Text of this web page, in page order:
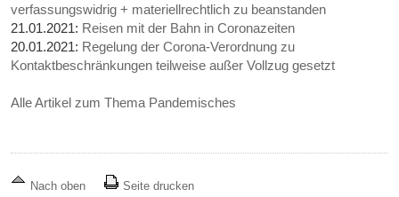
verfassungswidrig + materiellrechtlich zu beanstanden
21.01.2021: Reisen mit der Bahn in Coronazeiten
20.01.2021: Regelung der Corona-Verordnung zu
Kontaktbeschränkungen teilweise außer Vollzug gesetzt
Alle Artikel zum Thema Pandemisches
Nach oben
Seite drucken